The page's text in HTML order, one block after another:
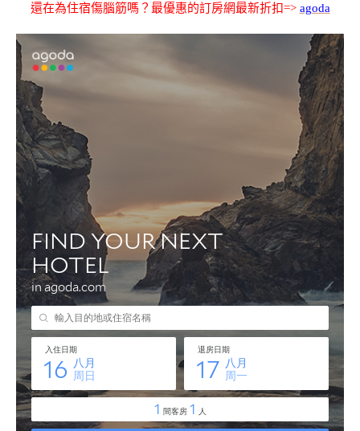
還在為住宿傷腦筋嗎？最優惠的訂房網最新折扣=> agoda